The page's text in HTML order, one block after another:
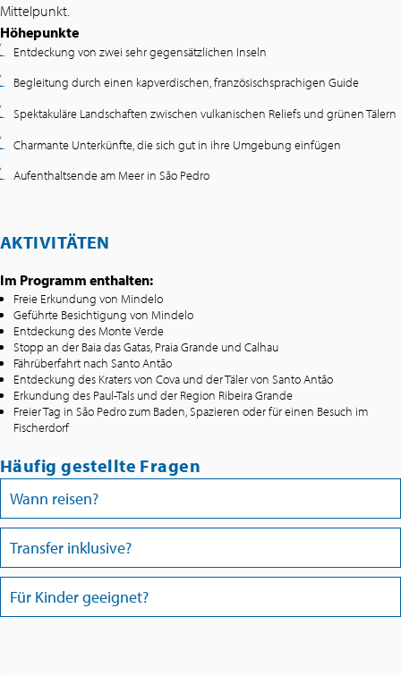
Mittelpunkt.
Höhepunkte
Entdeckung von zwei sehr gegensätzlichen Inseln
Begleitung durch einen kapverdischen, französischsprachigen Guide
Spektakuläre Landschaften zwischen vulkanischen Reliefs und grünen Tälern
Charmante Unterkünfte, die sich gut in ihre Umgebung einfügen
Aufenthaltsende am Meer in São Pedro
AKTIVITÄTEN
Im Programm enthalten:
Freie Erkundung von Mindelo
Geführte Besichtigung von Mindelo
Entdeckung des Monte Verde
Stopp an der Baia das Gatas, Praia Grande und Calhau
Fährüberfahrt nach Santo Antão
Entdeckung des Kraters von Cova und der Täler von Santo Antão
Erkundung des Paul-Tals und der Region Ribeira Grande
Freier Tag in São Pedro zum Baden, Spazieren oder für einen Besuch im
Fischerdorf
Häufig gestellte Fragen
Wann reisen?
Transfer inklusive?
Für Kinder geeignet?